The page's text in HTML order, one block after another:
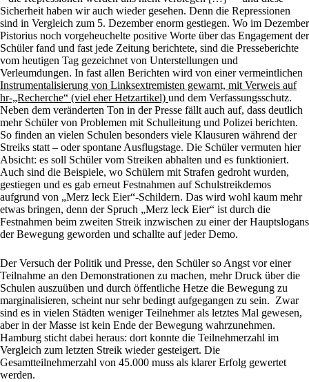
Sicherheit haben wir auch wieder gesehen. Denn die Repressionen
sind in Vergleich zum 5. Dezember enorm gestiegen. Wo im Dezember
Pistorius noch vorgeheuchelte positive Worte über das Engagement der
Schüler fand und fast jede Zeitung berichtete, sind die Presseberichte
vom heutigen Tag gezeichnet von Unterstellungen und
Verleumdungen. In fast allen Berichten wird von einer vermeintlichen
Instrumentalisierung von Linksextremisten gewarnt, mit Verweis auf
hr-„Recherche“ (viel eher Hetzartikel) und dem Verfassungsschutz.
Neben dem veränderten Ton in der Presse fällt auch auf, dass deutlich
mehr Schüler von Problemen mit Schulleitung und Polizei berichten.
So finden an vielen Schulen besonders viele Klausuren während der
Streiks statt – oder spontane Ausflugstage. Die Schüler vermuten hier
Absicht: es soll Schüler vom Streiken abhalten und es funktioniert.
Auch sind die Beispiele, wo Schülern mit Strafen gedroht wurden,
gestiegen und es gab erneut Festnahmen auf Schulstreikdemos
aufgrund von „Merz leck Eier“-Schildern. Das wird wohl kaum mehr
etwas bringen, denn der Spruch „Merz leck Eier“ ist durch die
Festnahmen beim zweiten Streik inzwischen zu einer der Hauptslogans
der Bewegung geworden und schallte auf jeder Demo.
Der Versuch der Politik und Presse, den Schüler so Angst vor einer
Teilnahme an den Demonstrationen zu machen, mehr Druck über die
Schulen auszuüben und durch öffentliche Hetze die Bewegung zu
marginalisieren, scheint nur sehr bedingt aufgegangen zu sein. Zwar
sind es in vielen Städten weniger Teilnehmer als letztes Mal gewesen,
aber in der Masse ist kein Ende der Bewegung wahrzunehmen.
Hamburg sticht dabei heraus: dort konnte die Teilnehmerzahl im
Vergleich zum letzten Streik wieder gesteigert. Die
Gesamtteilnehmerzahl von 45.000 muss als klarer Erfolg gewertet
werden.